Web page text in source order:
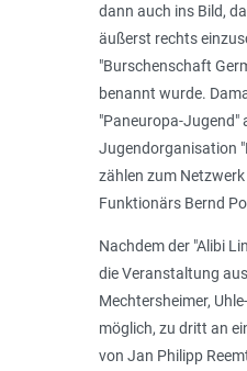
dann auch ins Bild,
äußerst rechts
"Burschenschaft
benannt wurde.
"Paneuropa-Jugend"
Jugendorganisation
zählen zum
Funktionärs Bernd
Nachdem der "Alibi
die Veranstaltung
Mechtersheimer,
möglich, zu dritt an
von Jan Philipp